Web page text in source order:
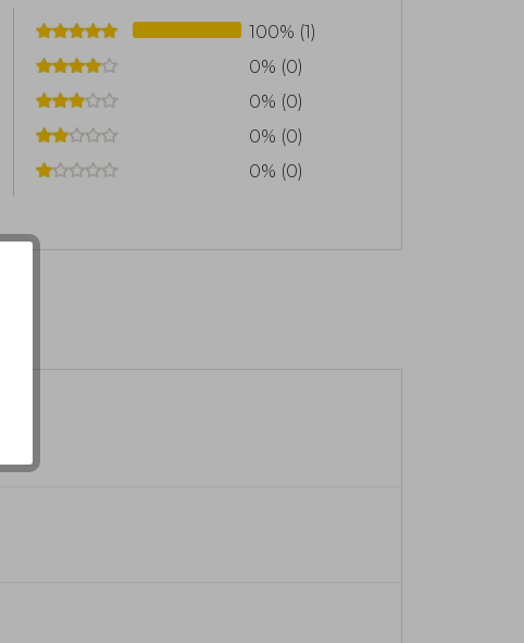
100% (1)
0% (0)
0% (0)
0% (0)
0% (0)